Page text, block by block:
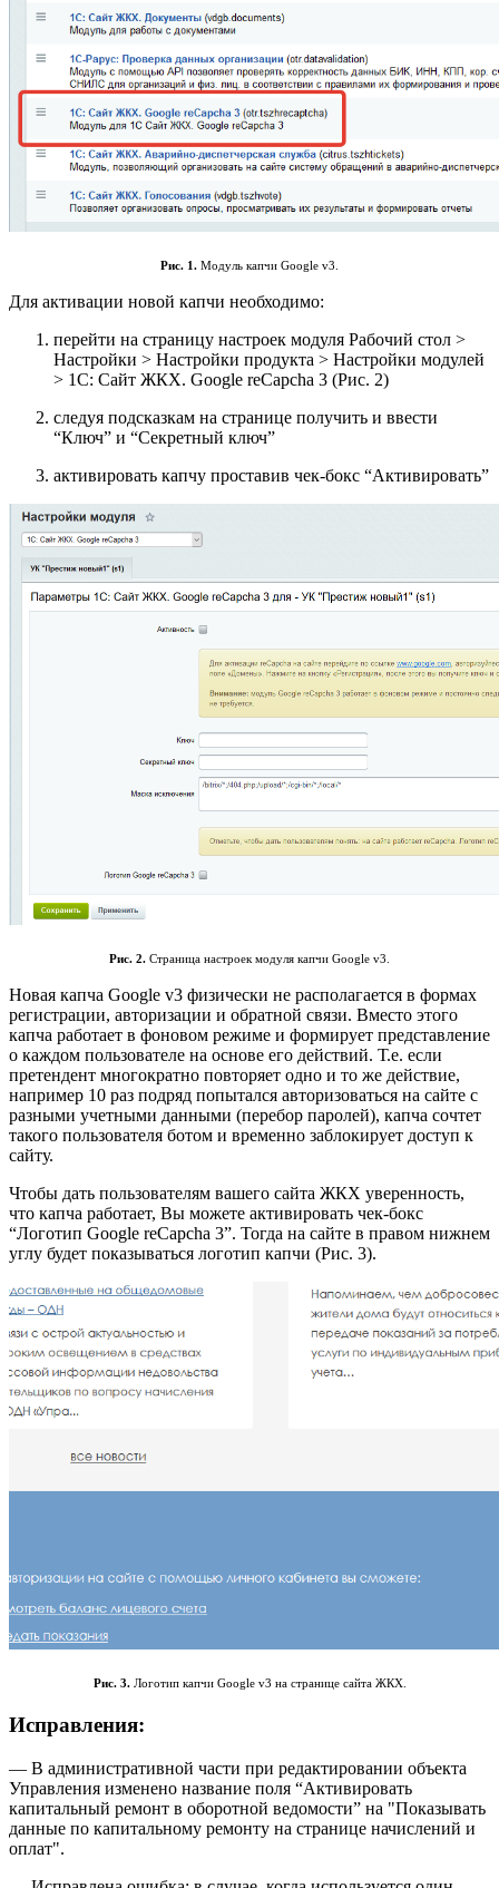
Рис. 1. Модуль капчи Google v3.
Для активации новой капчи необходимо:
перейти на страницу настроек модуля Рабочий стол >
Настройки > Настройки продукта > Настройки модулей
> 1С: Сайт ЖКХ. Google reCapcha 3 (Рис. 2)
следуя подсказкам на странице получить и ввести
“Ключ” и “Секретный ключ”
активировать капчу проставив чек-бокс “Активировать”
Рис. 2. Страница настроек модуля капчи Google v3.
Новая капча Google v3 физически не располагается в формах
регистрации, авторизации и обратной связи. Вместо этого
капча работает в фоновом режиме и формирует представление
о каждом пользователе на основе его действий. Т.е. если
претендент многократно повторяет одно и то же действие,
например 10 раз подряд попытался авторизоваться на сайте с
разными учетными данными (перебор паролей), капча сочтет
такого пользователя ботом и временно заблокирует доступ к
сайту.
Чтобы дать пользователям вашего сайта ЖКХ уверенность,
что капча работает, Вы можете активировать чек-бокс
“Логотип Google reCapcha 3”. Тогда на сайте в правом нижнем
углу будет показываться логотип капчи (Рис. 3).
Рис. 3.Логотип капчи Google v3 на странице сайта ЖКХ.
Исправления:
— В административной части при редактировании объекта
Управления изменено название поля “Активировать
капитальный ремонт в оборотной ведомости” на "Показывать
данные по капитальному ремонту на странице начислений и
оплат".